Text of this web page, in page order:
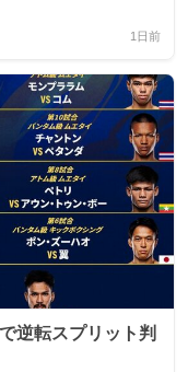
1日前
逆転スプリット判